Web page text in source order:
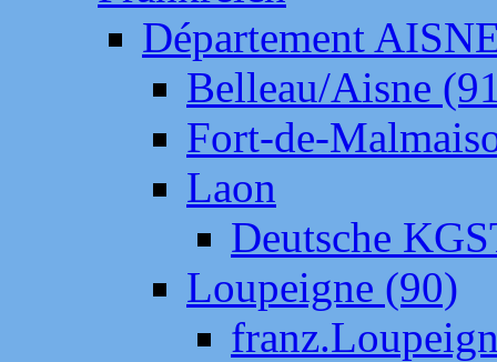
Département
Belleau/Aisne
Fort-de-
Laon
Deutsche
Loupeigne (90)